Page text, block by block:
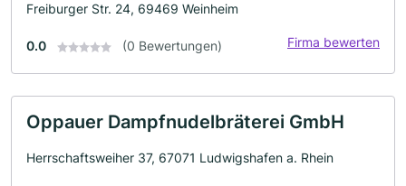
Freiburger Str. 24, 69469 Weinheim
0.0 (0 Bewertungen) Firma bewerten
Oppauer Dampfnudelbräterei GmbH
Herrschaftsweiher 37, 67071 Ludwigshafen a. Rhein